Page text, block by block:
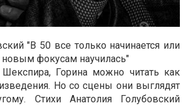
"В 50 все только начинается или
новым фокусам научилась"
Горина можно читать как
Но со сцены они выглядят
Стихи Анатолия Голубовский